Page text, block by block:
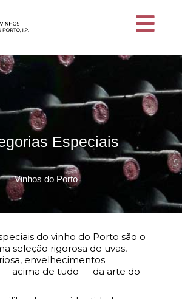
Especiais
Vinhos do Porto
do vinho do Porto são o
seleção rigorosa de uvas,
envelhecimentos
— acima de tudo — da arte do